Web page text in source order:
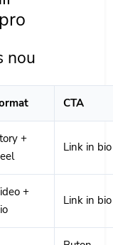
nou
CTA
+
Link in bio
+
Link in bio